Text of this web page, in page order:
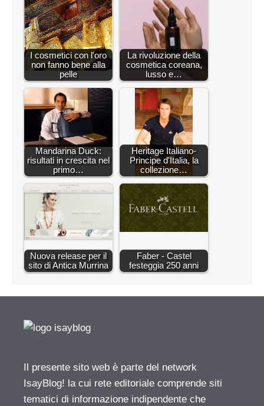
I cosmetici con l'oro
non fanno bene alla
pelle
La rivoluzione della
cosmetica coreana,
lusso e…
Mandarina Duck:
risultati in crescita nel
primo…
Heritage Italiano-
Principe d'Italia, la
collezione…
Nuova release per il
sito di Antica Murrina
Faber - Castel
festeggia 250 anni
Il presente sito web è parte del network
IsayBlog! la cui rete editoriale comprende siti
tematici di informazione indipendente che